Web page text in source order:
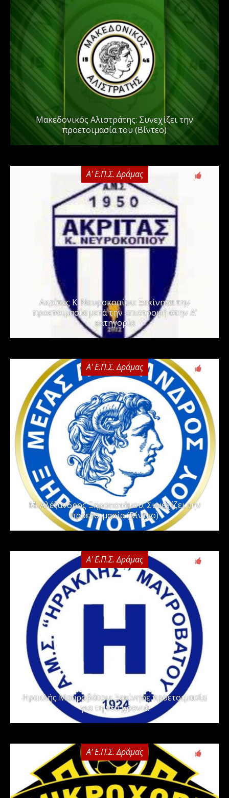
Μακεδονικός Αλιστράτης: Συνεχίζει την
προετοιμασία του (Βίντεο)
Α' Ε.Π.Σ. Δράμας
Ακρίτας Κ. Νευροκοπίου: Ξεκίνησε την
προετοιμασία μετά την επιστροφή στην Α’
κατηγορία
Α' Ε.Π.Σ. Δράμας
Μ. Αλέξανδρος Ξηροποτάμου: Συνεχίζει την
προετοιμασία (Βίντεο)
Α' Ε.Π.Σ. Δράμας
Ηρακλής Μαυροβάτου: Ξεκίνησε προετοιμασία
για τη νέα χρονιά
Α' Ε.Π.Σ. Δράμας